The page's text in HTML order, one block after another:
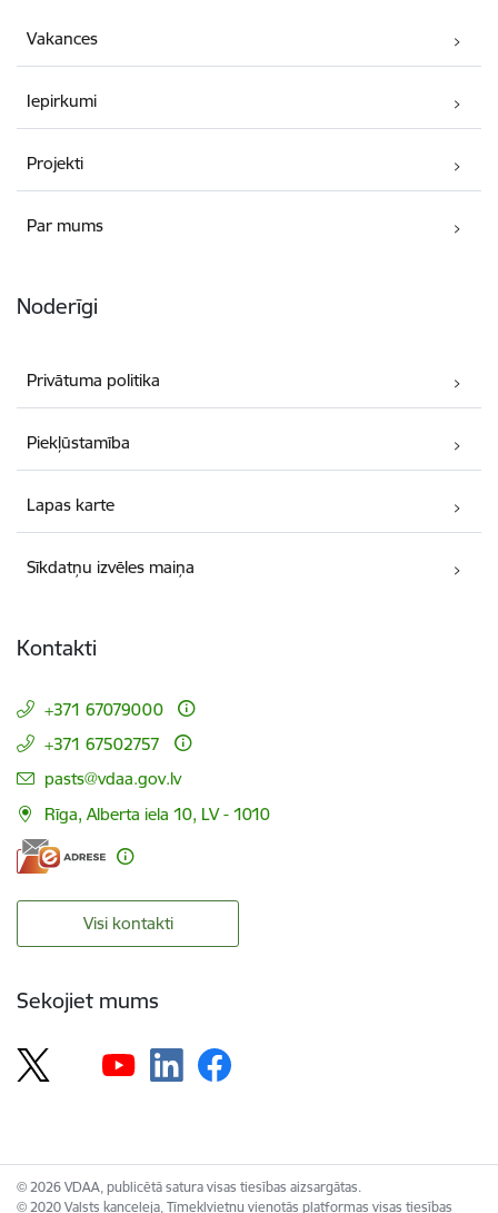
Vakances
Iepirkumi
Projekti
Par mums
Noderīgi
Privātuma politika
Piekļūstamība
Lapas karte
Sīkdatņu izvēles maiņa
Kontakti
+371 67079000
+371 67502757
E-pasts:
pasts@vdaa.gov.lv
Rīga, Alberta iela 10, LV - 1010
Visi kontakti
Sekojiet mums
© 2026 VDAA, publicētā satura visas tiesības aizsargātas.
© 2020 Valsts kanceleja, Tīmekļvietņu vienotās platformas visas tiesības